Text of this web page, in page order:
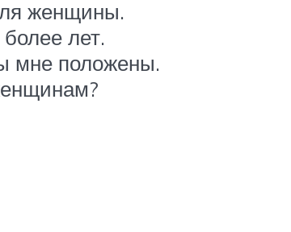
женщины.
лет.
мне положены.